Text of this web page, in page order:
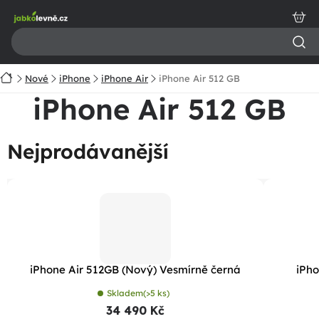
obsah
DomůNové iPhone iPhone Air iPhone Air 512 GB
iPhone Air 512 GB
Nejprodávanější
iPhone Air 512GB (Nový) Vesmírně černá
Skladem(>5 ks)
34 490 Kč